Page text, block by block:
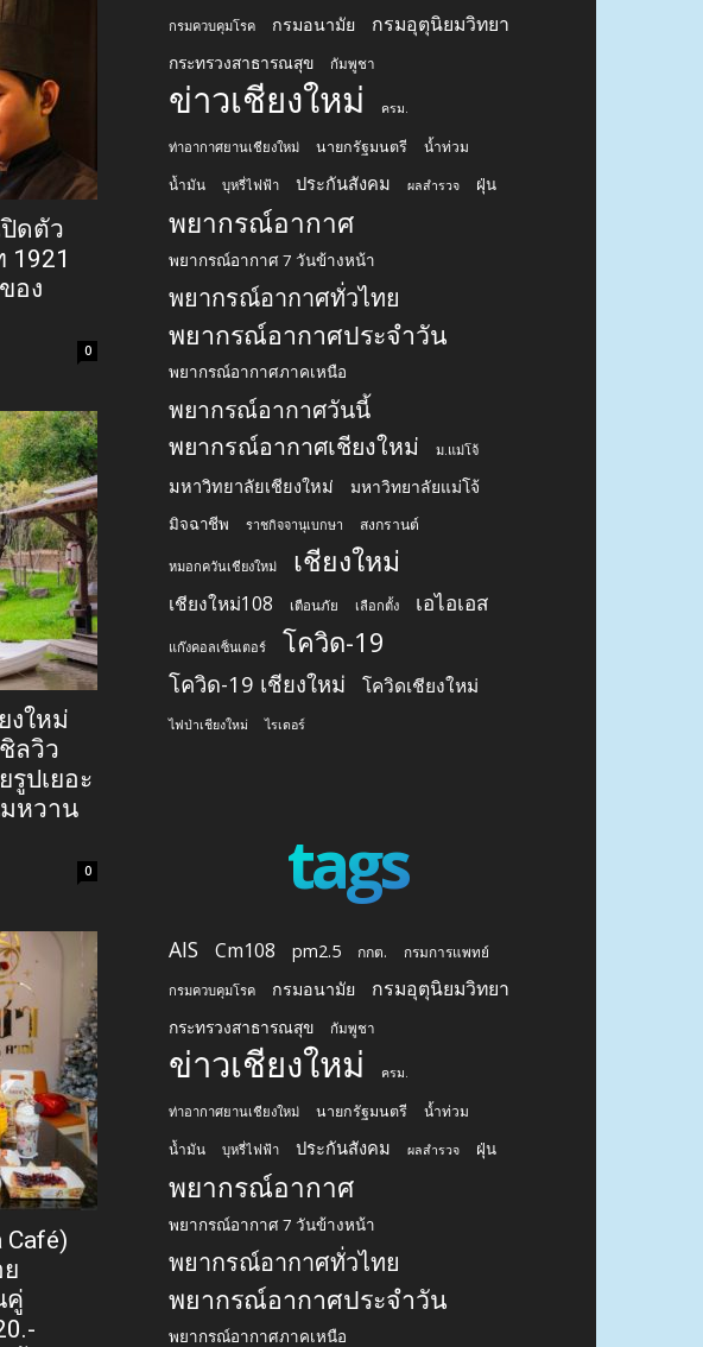
ปิดตัว
1921
อง
0
งใหม่
ลวิว
ปเยอะ
หวาน
0
Café)
คู่
กรมควบคุมโรค กรมอนามัย กรมอุตุนิยมวิทยา
กระทรวงสาธารณสุข กัมพูชา
ข่าวเชียงใหม่ ครม.
ท่าอากาศยานเชียงใหม่ นายกรัฐมนตรี น้ำท่วม
น้ำมัน บุหรี่ไฟฟ้า ประกันสังคม ผลสำรวจ ฝุ่น
พยากรณ์อากาศ
พยากรณ์อากาศ 7 วันข้างหน้า
พยากรณ์อากาศทั่วไทย
พยากรณ์อากาศประจำวัน
พยากรณ์อากาศภาคเหนือ
พยากรณ์อากาศวันนี้
พยากรณ์อากาศเชียงใหม่
ม.แม่โจ้
มหาวิทยาลัยเชียงใหม่ มหาวิทยาลัยแม่โจ้
มิจฉาชีพ ราชกิจจานุเบกษา สงกรานต์
หมอกควันเชียงใหม่ เชียงใหม่
เชียงใหม่108 เตือนภัย เลือกตั้ง เอไอเอส
แก๊งคอลเซ็นเตอร์ โควิด-19
โควิด-19 เชียงใหม่ โควิดเชียงใหม่
ไฟป่าเชียงใหม่ ไรเดอร์
tags
AIS Cm108 pm2.5 กกต. กรมการแพทย์
กรมควบคุมโรค กรมอนามัย กรมอุตุนิยมวิทยา
กระทรวงสาธารณสุข กัมพูชา
ข่าวเชียงใหม่ ครม.
ท่าอากาศยานเชียงใหม่ นายกรัฐมนตรี น้ำท่วม
น้ำมัน บุหรี่ไฟฟ้า ประกันสังคม ผลสำรวจ ฝุ่น
พยากรณ์อากาศ
พยากรณ์อากาศ 7 วันข้างหน้า
พยากรณ์อากาศทั่วไทย
พยากรณ์อากาศประจำวัน
พยากรณ์อากาศภาคเหนือ